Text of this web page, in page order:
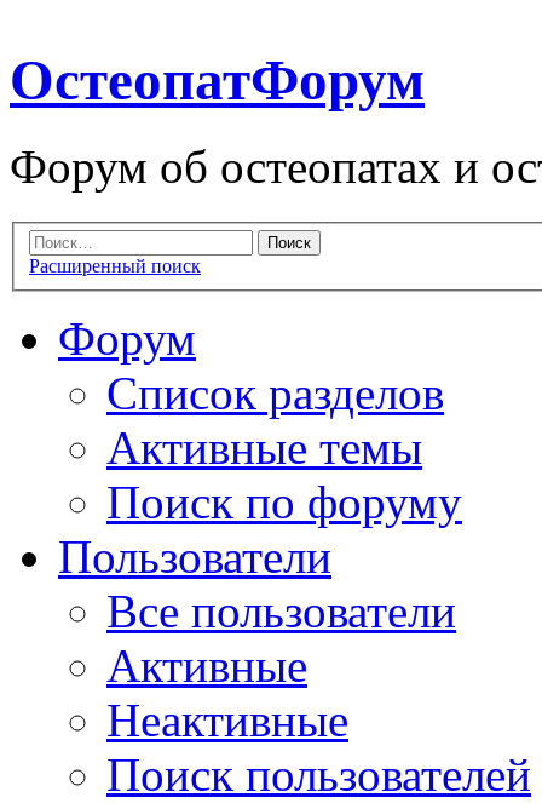
ОстеопатФорум
Форум об остеопатах и
Расширенный поиск
Форум
Список разделов
Активные темы
Поиск по форуму
Пользователи
Все пользователи
Активные
Неактивные
Поиск пользователей